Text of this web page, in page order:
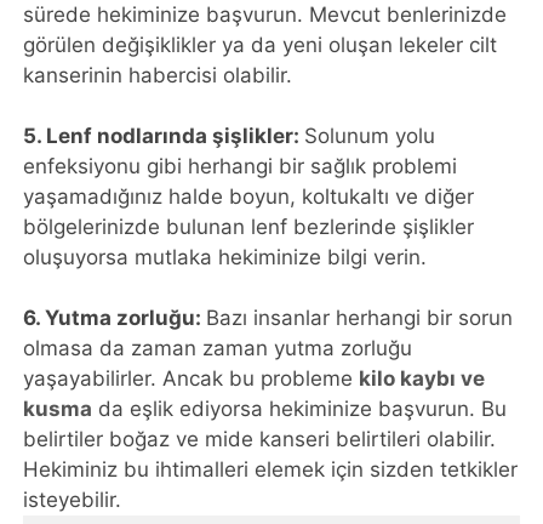
sürede hekiminize başvurun. Mevcut benlerinizde
görülen değişiklikler ya da yeni oluşan lekeler cilt
kanserinin habercisi olabilir.
5. Lenf nodlarında şişlikler: Solunum yolu
enfeksiyonu gibi herhangi bir sağlık problemi
yaşamadığınız halde boyun, koltukaltı ve diğer
bölgelerinizde bulunan lenf bezlerinde şişlikler
oluşuyorsa mutlaka hekiminize bilgi verin.
6. Yutma zorluğu: Bazı insanlar herhangi bir sorun
olmasa da zaman zaman yutma zorluğu
yaşayabilirler. Ancak bu probleme kilo kaybı ve
kusma da eşlik ediyorsa hekiminize başvurun. Bu
belirtiler boğaz ve mide kanseri belirtileri olabilir.
Hekiminiz bu ihtimalleri elemek için sizden tetkikler
isteyebilir.